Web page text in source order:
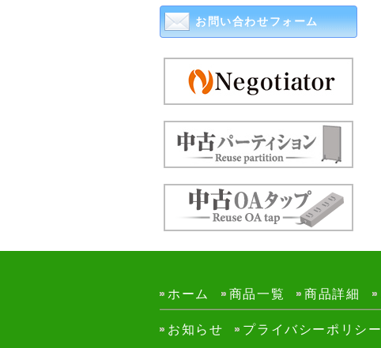
お問い合わせフォーム
ホーム 商品一覧 商品詳細
お知らせ プライバシーポリシー